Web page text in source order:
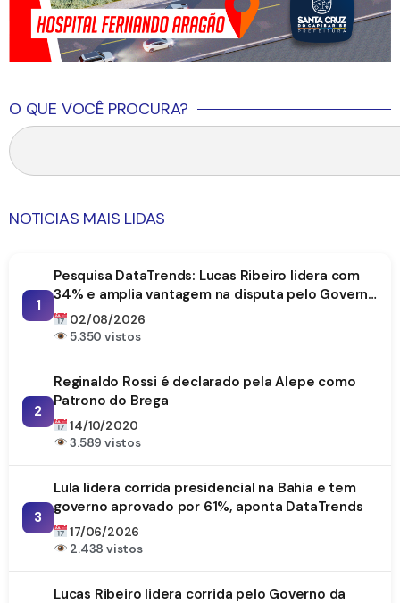
O QUE VOCÊ PROCURA?
NOTICIAS MAIS LIDAS
1
Pesquisa DataTrends: Lucas Ribeiro lidera com
34% e amplia vantagem na disputa pelo Governo
da Paraíba
02/08/2026
5.350 vistos
2
Reginaldo Rossi é declarado pela Alepe como
Patrono do Brega
14/10/2020
3.589 vistos
3
Lula lidera corrida presidencial na Bahia e tem
governo aprovado por 61%, aponta DataTrends
17/06/2026
2.438 vistos
Lucas Ribeiro lidera corrida pelo Governo da